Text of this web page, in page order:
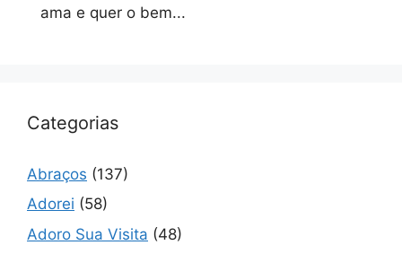
ama e quer o bem...
Categorias
Abraços (137)
Adorei (58)
Adoro Sua Visita (48)